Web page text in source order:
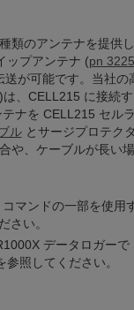
類のアンテナを提供
ップアンテナ (pn
が可能です。当社の
)は、CELL215 に接続
テナを CELL215 セル
ル とサージプロテクタ
、ケーブルが長い場
マンドの一部を使用
さい。
データロガーで
参照してください。